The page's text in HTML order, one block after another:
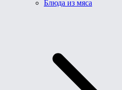
Блюда из мяса